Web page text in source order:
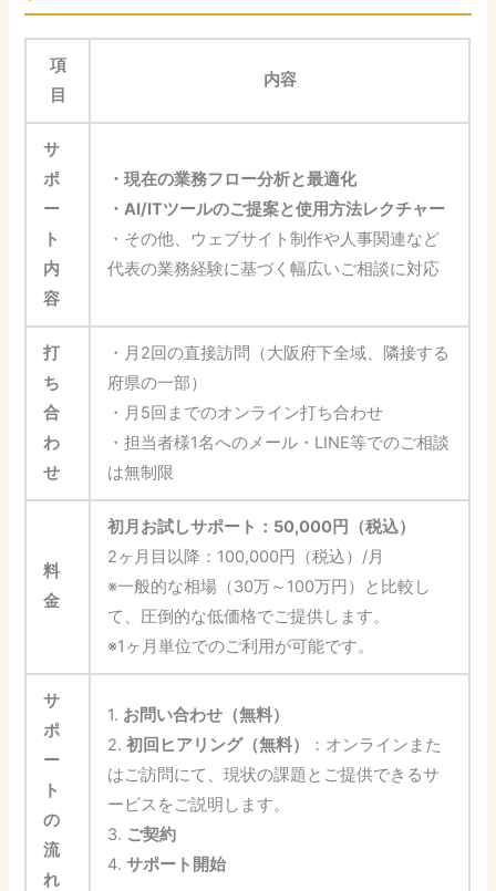
項
目
内容
サ
ポ
ー
ト
内
容
・現在の業務フロー分析と最適化
・AI/ITツールのご提案と使用方法レクチャー
・その他、ウェブサイト制作や人事関連など
代表の業務経験に基づく幅広いご相談に対応
打
ち
合
わ
せ
・月2回の直接訪問（大阪府下全域、隣接する
府県の一部）
・月5回までのオンライン打ち合わせ
・担当者様1名へのメール・LINE等でのご相談
は無制限
料
金
初月お試しサポート：50,000円（税込）
2ヶ月目以降：100,000円（税込）/月
※一般的な相場（30万～100万円）と比較し
て、圧倒的な低価格でご提供します。
※1ヶ月単位でのご利用が可能です。
サ
ポ
ー
ト
の
流
れ
1. お問い合わせ（無料）
2.初回ヒアリング（無料）
：オンラインまた
はご訪問にて、現状の課題とご提供できるサ
ービスをご説明します。
3. ご契約
4.サポート開始